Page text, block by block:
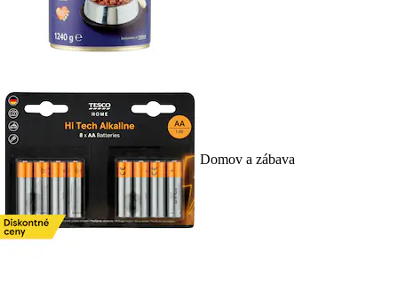
Domov a zábava